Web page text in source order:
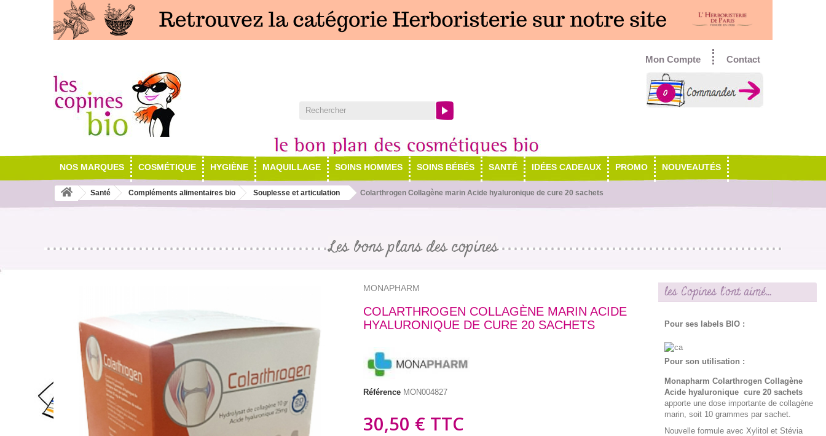
Contact
Mon Compte
0
NOS MARQUES COSMÉTIQUE HYGIÈNE MAQUILLAGE SOINS HOMMES SOINS BÉBÉS SANTÉ IDÉES CADEAUX PROMO NOUVEAUTÉS
Santé Compléments alimentaires bio Souplesse et articulation Colarthrogen Collagène marin Acide hyaluronique de cure 20 sachets
Les bons plans des copines
MONAPHARM
COLARTHROGEN COLLAGÈNE MARIN ACIDE
HYALURONIQUE DE CURE 20 SACHETS
Référence MON004827
30,50 € TTC
les Copines l'ont aimé...
Pour ses labels BIO :
Pour son utilisation :
Monapharm Colarthrogen Collagène
Acide hyaluronique cure 20 sachets
apporte une dose importante de collagène
marin, soit 10 grammes par sachet.
Nouvelle formule avec Xylitol et Stévia